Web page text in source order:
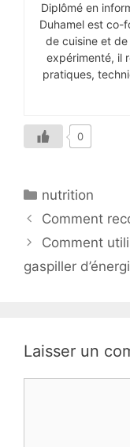
Diplômé en
Duhamel est co-
de cuisine et
expérimenté, il
pratiques,
0
Catégories
nutrition
Comment
Comment
gaspiller
Laisser un